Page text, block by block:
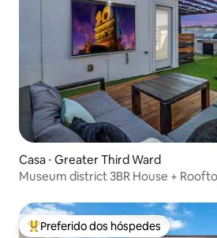
Casa ⋅ Greater Third Ward
Museum district 3BR House +
Entre os melhores preferidos dos
Preferido dos hóspedes